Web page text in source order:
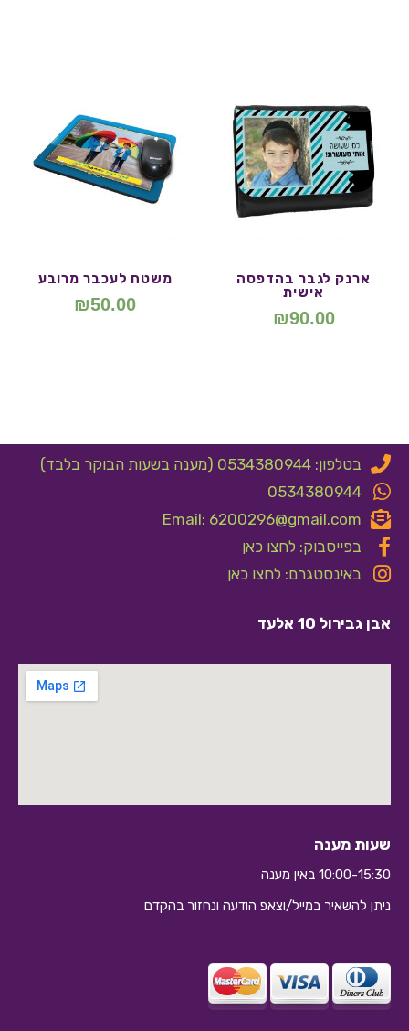
ארנק לגבר בהדפסה
אישית
₪90.00
משטח לעכבר מרובע
₪50.00
בטלפון: 0534380944 (מענה בשעות הבוקר בלבד)
0534380944
Email: 6200296@gmail.com
בפייסבוק: לחצו כאן
באינסטגרם: לחצו כאן
אבן גבירול 10 אלעד
שעות מענה
10:00-15:30 באין מענה
ניתן להשאיר במייל/וצאפ הודעה ונחזור בהקדם